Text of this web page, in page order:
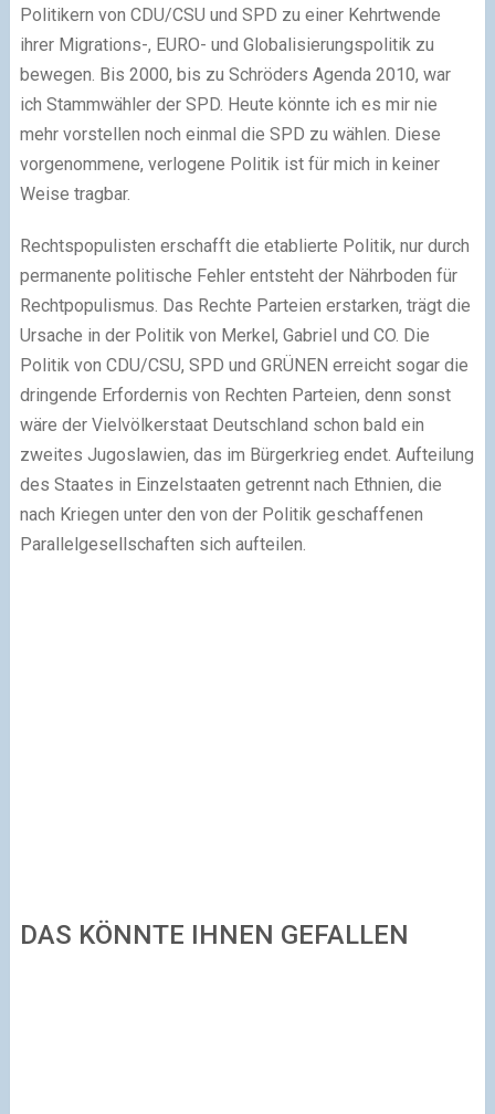
Politikern von CDU/CSU und SPD zu einer Kehrtwende
ihrer Migrations-, EURO- und Globalisierungspolitik zu
bewegen. Bis 2000, bis zu Schröders Agenda 2010, war
ich Stammwähler der SPD. Heute könnte ich es mir nie
mehr vorstellen noch einmal die SPD zu wählen. Diese
vorgenommene, verlogene Politik ist für mich in keiner
Weise tragbar.
Rechtspopulisten erschafft die etablierte Politik, nur durch
permanente politische Fehler entsteht der Nährboden für
Rechtpopulismus. Das Rechte Parteien erstarken, trägt die
Ursache in der Politik von Merkel, Gabriel und CO. Die
Politik von CDU/CSU, SPD und GRÜNEN erreicht sogar die
dringende Erfordernis von Rechten Parteien, denn sonst
wäre der Vielvölkerstaat Deutschland schon bald ein
zweites Jugoslawien, das im Bürgerkrieg endet. Aufteilung
des Staates in Einzelstaaten getrennt nach Ethnien, die
nach Kriegen unter den von der Politik geschaffenen
Parallelgesellschaften sich aufteilen.
DAS KÖNNTE IHNEN GEFALLEN